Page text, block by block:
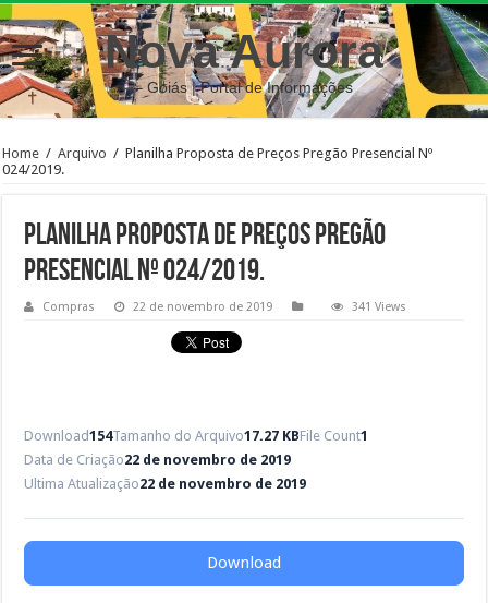
Nova Aurora
– Goiás | Portal de Informações
Home / Arquivo / Planilha Proposta de Preços Pregão Presencial Nº
024/2019.
Planilha Proposta de Preços Pregão
Presencial Nº 024/2019.
Compras 22 de novembro de 2019 341 Views
Download154Tamanho do Arquivo17.27 KBFile Count1
Data de Criação22 de novembro de 2019
Ultima Atualização22 de novembro de 2019
Download